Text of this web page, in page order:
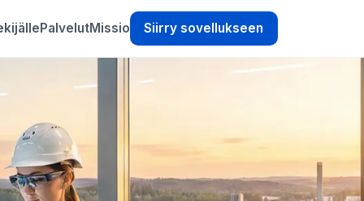
PalvelutMissio Siirry sovellukseen